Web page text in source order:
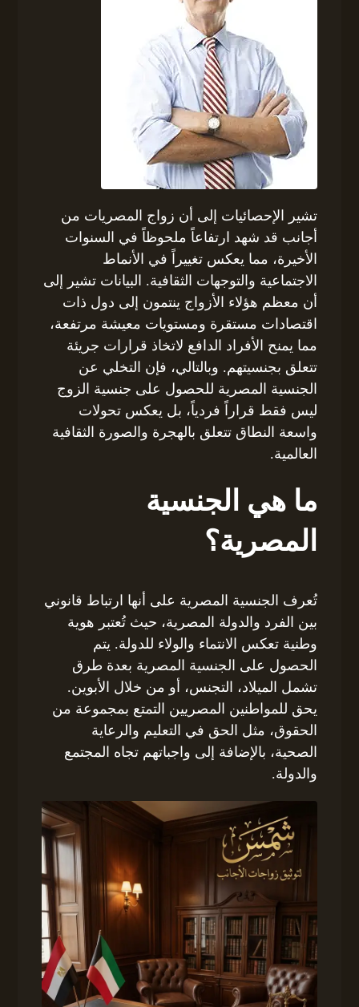
تشير الإحصائيات إلى أن زواج المصريات من
أجانب قد شهد ارتفاعاً ملحوظاً في السنوات
الأخيرة، مما يعكس تغييراً في الأنماط
الاجتماعية والتوجهات الثقافية. البيانات تشير إلى
أن معظم هؤلاء الأزواج ينتمون إلى دول ذات
اقتصادات مستقرة ومستويات معيشة مرتفعة،
مما يمنح الأفراد الدافع لاتخاذ قرارات جريئة
تتعلق بجنسيتهم. وبالتالي، فإن التخلي عن
الجنسية المصرية للحصول على جنسية الزوج
ليس فقط قراراً فردياً، بل يعكس تحولات
واسعة النطاق تتعلق بالهجرة والصورة الثقافية
العالمية.
ما هي الجنسية
المصرية؟
تُعرف الجنسية المصرية على أنها ارتباط قانوني
بين الفرد والدولة المصرية، حيث تُعتبر هوية
وطنية تعكس الانتماء والولاء للدولة. يتم
الحصول على الجنسية المصرية بعدة طرق
تشمل الميلاد، التجنس، أو من خلال الأبوين.
يحق للمواطنين المصريين التمتع بمجموعة من
الحقوق، مثل الحق في التعليم والرعاية
الصحية، بالإضافة إلى واجباتهم تجاه المجتمع
والدولة.